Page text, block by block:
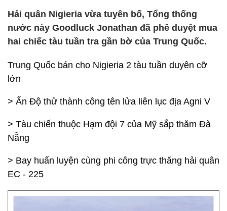
Hải quân Nigieria vừa tuyên bố, Tổng thống
nước này Goodluck Jonathan đã phê duyệt mua
hai chiếc tàu tuần tra gần bờ của Trung Quốc.
Trung Quốc bán cho Nigieria 2 tàu tuần duyên cỡ
lớn
> Ấn Độ thử thành công tên lửa liên lục địa Agni V
> Tàu chiến thuộc Hạm đội 7 của Mỹ sắp thăm Đà
Nẵng
> Bay huấn luyện cùng phi công trực thăng hải quân
EC - 225